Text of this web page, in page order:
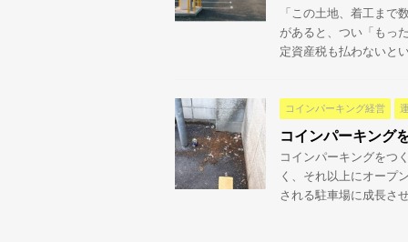
「この土地、着工ま
があると、つい「もっ
定資産税も払わないと
コインパーキング経営
コインパーキング
コインパーキングをつ
く、それ以上にオープ
される駐車場に成長さ